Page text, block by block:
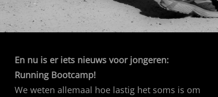
En nu is er iets nieuws voor jongeren:
Running Bootcamp!
We weten allemaal hoe lastig het soms is om